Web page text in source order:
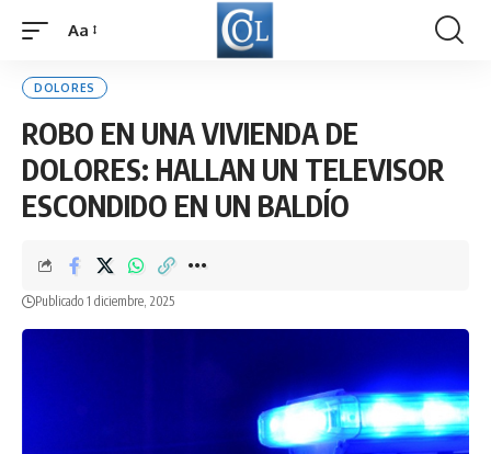
Font
Aa
DOLORES
ROBO EN UNA VIVIENDA DE
DOLORES: HALLAN UN TELEVISOR
ESCONDIDO EN UN BALDÍO
Publicado 1 diciembre, 2025